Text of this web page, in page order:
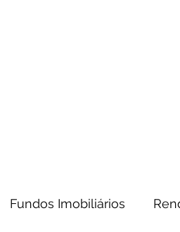
Fundos Imobiliários